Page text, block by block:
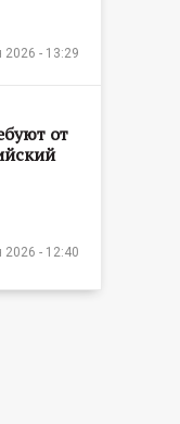
2026 - 13:29
от
2026 - 12:40